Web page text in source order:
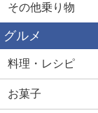
その他乗り物
グルメ
料理・レシピ
お菓子